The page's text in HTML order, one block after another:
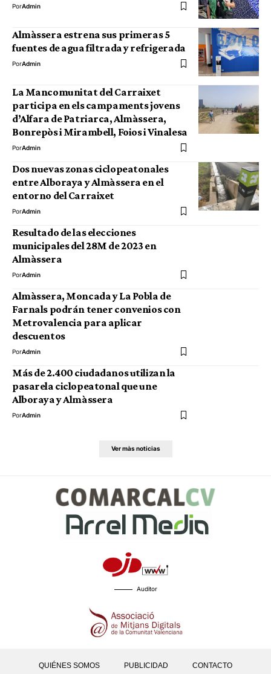
PorAdmin
Almàssera estrena sus primeras 5
fuentes de agua filtrada y refrigerada
PorAdmin
La Mancomunitat del Carraixet
participa en els campaments jovens
d’Alfara de Patriarca, Almàssera,
Bonrepòs i Mirambell, Foios i Vinalesa
PorAdmin
Dos nuevas zonas ciclopeatonales
entre Alboraya y Almàssera en el
entorno del Carraixet
PorAdmin
Resultado de las elecciones
municipales del 28M de 2023 en
Almàssera
PorAdmin
Almàssera, Moncada y La Pobla de
Farnals podrán tener convenios con
Metrovalencia para aplicar
descuentos
PorAdmin
Más de 2.400 ciudadanos utilizan la
pasarela ciclopeatonal que une
Alboraya y Almàssera
PorAdmin
Ver màs noticias
Auditor
QUIÉNES SOMOS PUBLICIDAD CONTACTO